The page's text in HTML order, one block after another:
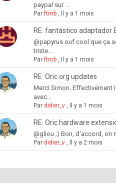
paypal sur ...
Parftmb, Il y a 1 mois
RE: fantástico adaptador
@papyrus ouf cool que ça
triste...
Parftmb, Il y a 1 mois
RE: Oric.org updates
Merci Simon. Effectivement
avec...
Par didier_v, Il y a 1 mois
RE: Oric hardware
@gliou ;) Bon, d'accord, on
Par didier_v, Il y a 2 mois